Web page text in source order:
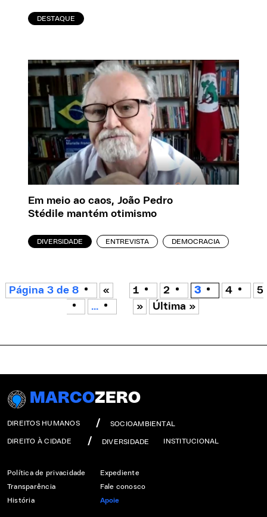
DESTAQUE
Em meio ao caos, João Pedro
Stédile mantém otimismo
DIVERSIDADE ENTREVISTA DEMOCRACIA
Página 3 de 8 « 1 2 3 4
5
...
» Última »
MARCOZERO
DIREITOS HUMANOS SOCIOAMBIENTAL
DIREITO À CIDADE DIVERSIDADE INSTITUCIONAL
Política de privacidade
Transparência
História
Expediente
Fale conosco
Apoie